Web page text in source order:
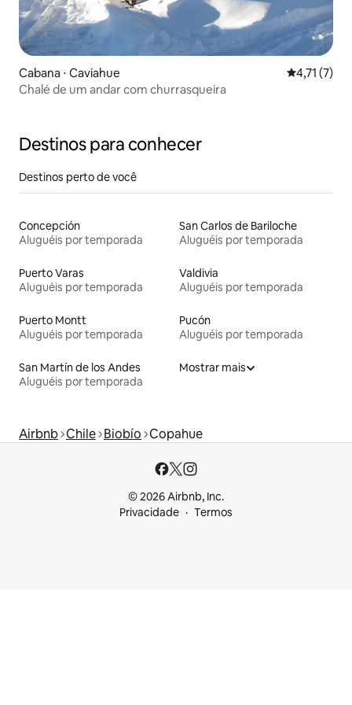
Cabana ⋅ Caviahue 4,71 de
4,71 (7)
Chalé de um andar com churrasqueira
Destinos para conhecer
Destinos perto de você
Concepción
Aluguéis por temporada
San Carlos de Bariloche
Aluguéis por temporada
Puerto Varas
Aluguéis por temporada
Valdivia
Aluguéis por temporada
Puerto Montt
Aluguéis por temporada
Pucón
Aluguéis por temporada
San Martín de los Andes
Aluguéis por temporada
Mostrar mais
Airbnb Chile Biobío Copahue
© 2026 Airbnb, Inc.
Privacidade
Termos